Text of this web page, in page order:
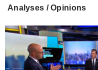
Analyses / Opinions